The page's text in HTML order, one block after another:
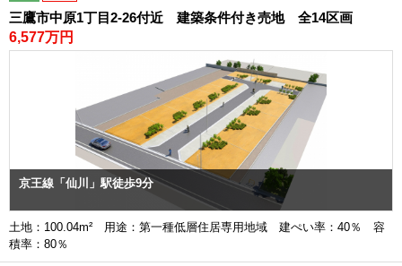
三鷹市中原1丁目2-26付近 建築条件付き売地 全14区画
6,577万円
京王線「仙川」駅徒歩9分
土地：100.04m² 用途：第一種低層住居専用地域 建ぺい率：40％ 容
積率：80％